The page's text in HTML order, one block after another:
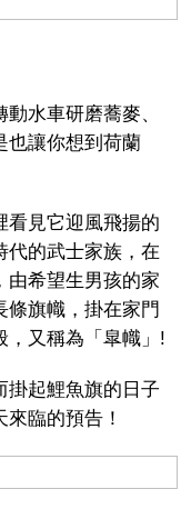
水車研磨蕎麥、
也讓你想到荷蘭
看見它迎風飛揚的
代的武士家族，在
由希望生男孩的家
條旗幟，掛在家門
，又稱為「皐幟」!
掛起鯉魚旗的日子
臨的預告！